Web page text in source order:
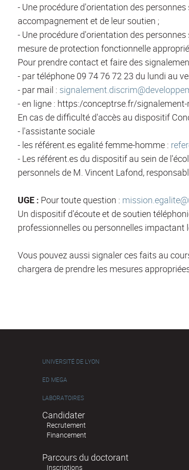
- Une procédure d'orientation des
accompagnement et de leur soutien ;
- Une procédure d'orientation des
mesure de protection fonctionnelle
Pour prendre contact et faire des
- par téléphone 09 74 76 72 23 du lundi au
- par mail :
- en ligne : https:/conceptrse.fr/
En cas de difficulté d'accès au dispositif
- l'assistante sociale
- les référent.es egalité femme-homme :
- Les référent.es du dispositif au sein de
personnels de M. Vincent Lafond,
UGE : Pour toute question :
Un dispositif d'écoute et de soutien
professionnelles ou personnelles impactant
Vous pouvez aussi signaler ces faits au
chargera de prendre les mesures
UNIVERSITÉ DE LYON
ED MEGA
LABORATOIRES
Candidater
Recrutement
Financement
Parcours du doctorant
Inscriptions